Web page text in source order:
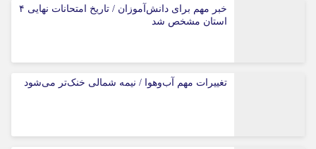
خبر مهم برای دانش‌آموزان / تاریخ امتحانات نهایی ۴
استان مشخص شد
تغییرات مهم آب‌وهوا / نیمه شمالی خنک‌تر می‌شود